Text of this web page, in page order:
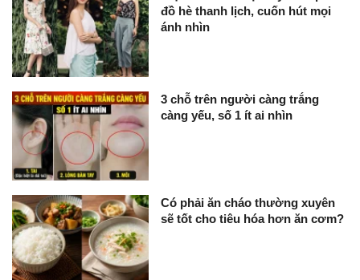
đồ hè thanh lịch, cuốn hút mọi
ánh nhìn
3 chỗ trên người càng trắng
càng yếu, số 1 ít ai nhìn
Có phải ăn cháo thường xuyên
sẽ tốt cho tiêu hóa hơn ăn cơm?